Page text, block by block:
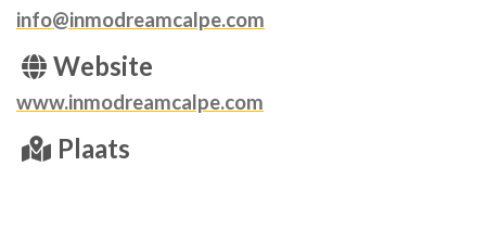
info@inmodreamcalpe.com
Website
www.inmodreamcalpe.com
Plaats